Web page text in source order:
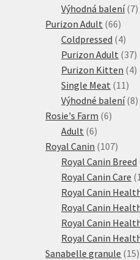
Výhodná balení 77
Purizon Adult 6666
Coldpressed 44
Purizon Adult 3737
Purizon Kitten 44
Single Meat 11 11
Výhodné balení 88
Rosie's Farm 66
Adult 66
produktů
Royal Canin 107107
Royal Canin Breed
Royal Canin Care
Royal Canin
Royal Canin
Royal Canin
Royal Canin
Sanabelle granule 1515